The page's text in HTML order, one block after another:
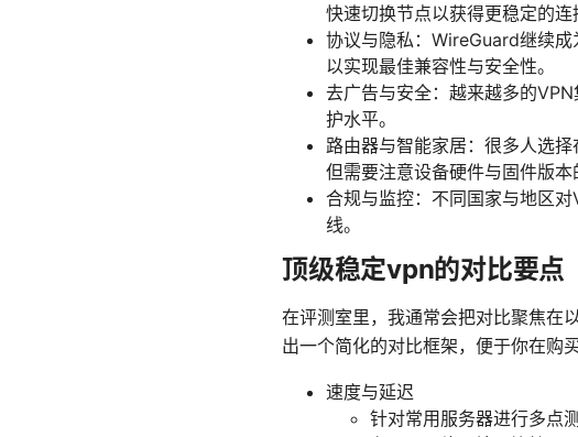
快速切换节点以获得更稳定的连
协议与隐私：WireGuard继续成
以实现最佳兼容性与安全性。
去广告与安全：越来越多的
护水平。
路由器与智能家居：很多人选
但需要注意设备硬件与固件版本
合规与监控：不同国家与地区
线。
顶级稳定vpn的对比要点
在评测室里，我通常会把对比聚焦在
出一个简化的对比框架，便于你在购
速度与延迟
针对常用服务器进行多点